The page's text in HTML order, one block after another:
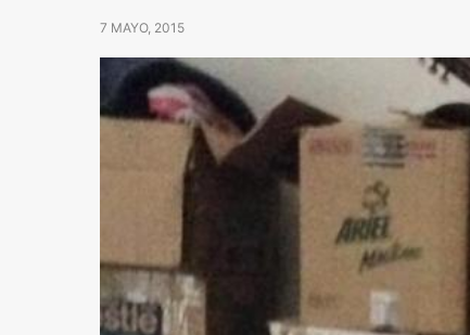
7 MAYO, 2015